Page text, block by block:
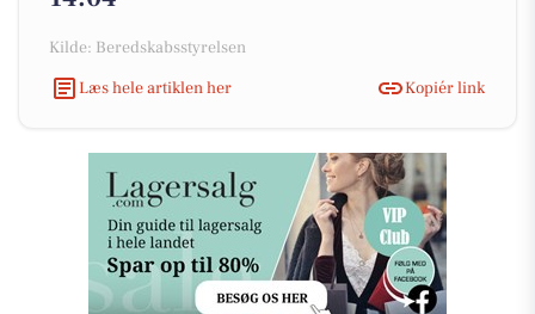
Kilde: Beredskabsstyrelsen
Læs hele artiklen her
Kopiér link